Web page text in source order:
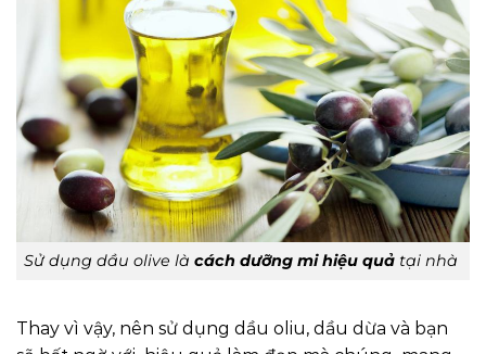
Sử dụng dầu olive là cách dưỡng mi hiệu quả tại nhà
Thay vì vậy, nên sử dụng dầu oliu, dầu dừa và bạn